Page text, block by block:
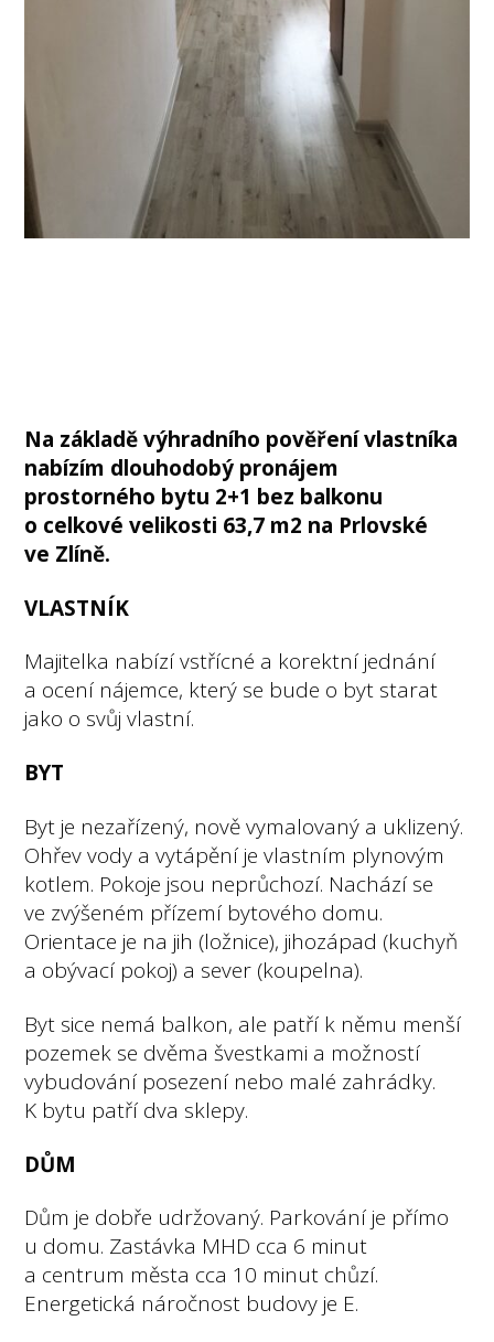
Na základě výhradního pověření vlastníka
nabízím dlouhodobý pronájem
prostorného bytu 2+1 bez balkonu
o celkové velikosti 63,7 m2 na Prlovské
ve Zlíně.
VLASTNÍK
Majitelka nabízí vstřícné a korektní jednání
a ocení nájemce, který se bude o byt starat
jako o svůj vlastní.
BYT
Byt je nezařízený, nově vymalovaný a uklizený.
Ohřev vody a vytápění je vlastním plynovým
kotlem. Pokoje jsou neprůchozí. Nachází se
ve zvýšeném přízemí bytového domu.
Orientace je na jih (ložnice), jihozápad (kuchyň
a obývací pokoj) a sever (koupelna).
Byt sice nemá balkon, ale patří k němu menší
pozemek se dvěma švestkami a možností
vybudování posezení nebo malé zahrádky.
K bytu patří dva sklepy.
DŮM
Dům je dobře udržovaný. Parkování je přímo
u domu. Zastávka MHD cca 6 minut
a centrum města cca 10 minut chůzí.
Energetická náročnost budovy je E.